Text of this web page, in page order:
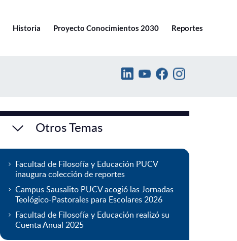
Historia Proyecto Conocimientos 2030 Reportes
Otros Temas
Facultad de Filosofía y Educación PUCV
inaugura colección de reportes
Campus Sausalito PUCV acogió las Jornadas
Teológico-Pastorales para Escolares 2026
Facultad de Filosofía y Educación realizó su
Cuenta Anual 2025